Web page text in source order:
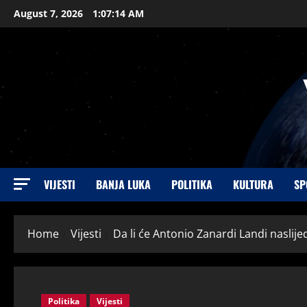
August 7, 2026 1:07:15 AM
VIJESTI BANJA LUKA POLITIKA KULTURA
Home Vijesti Da li će Antonio Zanardi Landi
Politika Vijesti